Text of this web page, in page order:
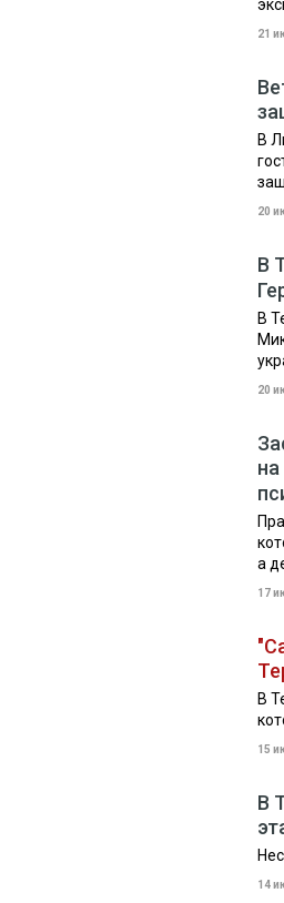
21
В
20
В
В
20
а
17
В
15
В
14